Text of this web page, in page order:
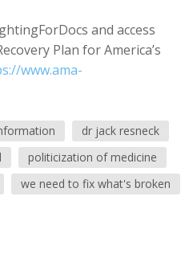
and access
Plan for America’s
www.ama-
dr jack resneck
politicization of medicine
we need to fix what's broken